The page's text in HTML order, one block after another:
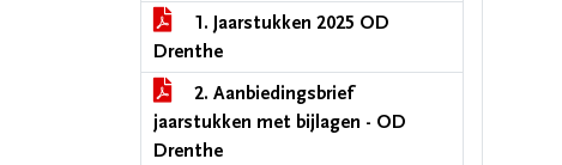
1. Jaarstukken 2025 OD
Drenthe
2. Aanbiedingsbrief
jaarstukken met bijlagen - OD
Drenthe